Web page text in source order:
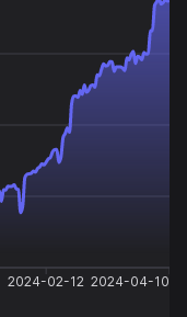
2024-02-12 2024-04-10